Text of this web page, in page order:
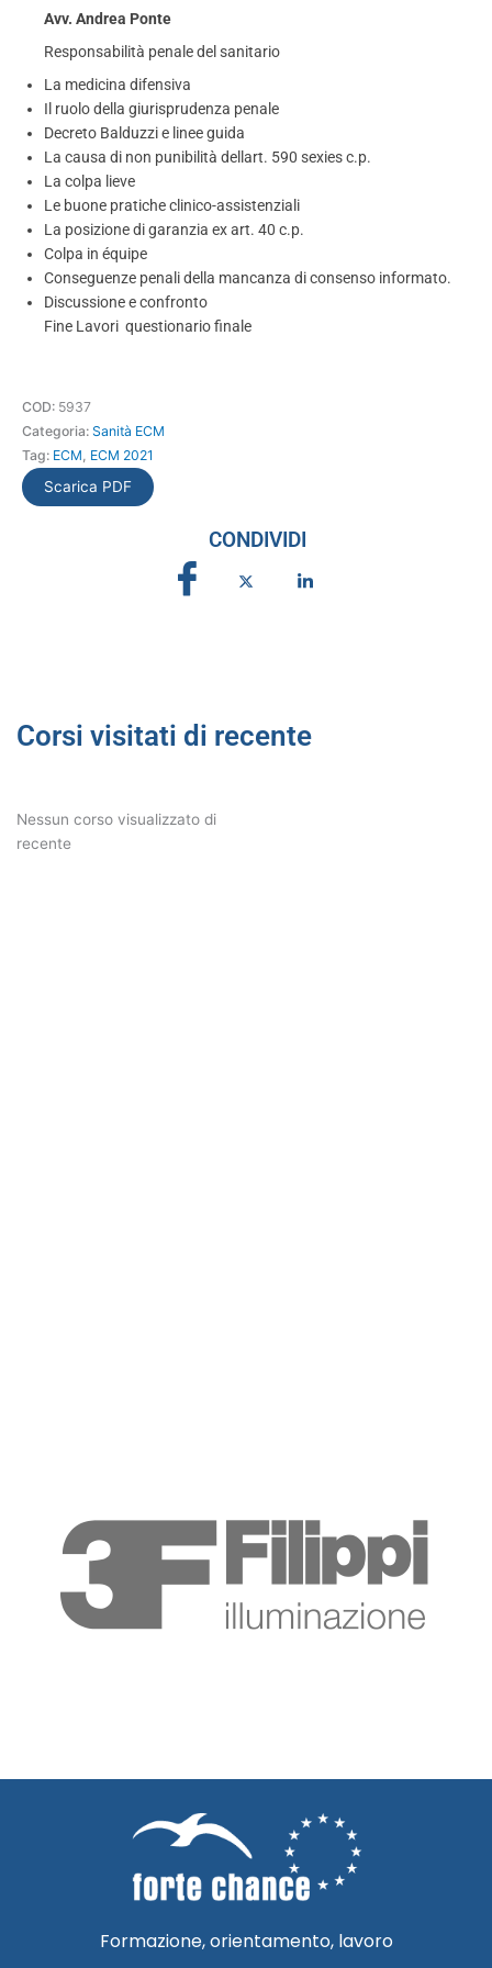
Avv. Andrea Ponte
Responsabilità penale del sanitario
La medicina difensiva
Il ruolo della giurisprudenza penale
Decreto Balduzzi e linee guida
La causa di non punibilità dellart. 590 sexies c.p.
La colpa lieve
Le buone pratiche clinico-assistenziali
La posizione di garanzia ex art. 40 c.p.
Colpa in équipe
Conseguenze penali della mancanza di consenso informato.
Discussione e confronto
Fine Lavori  questionario finale
COD: 5937
Categoria: Sanità ECM
Tag: ECM, ECM 2021
Scarica PDF
CONDIVIDI
Corsi visitati di recente
Nessun corso visualizzato di
recente
Formazione, orientamento, lavoro